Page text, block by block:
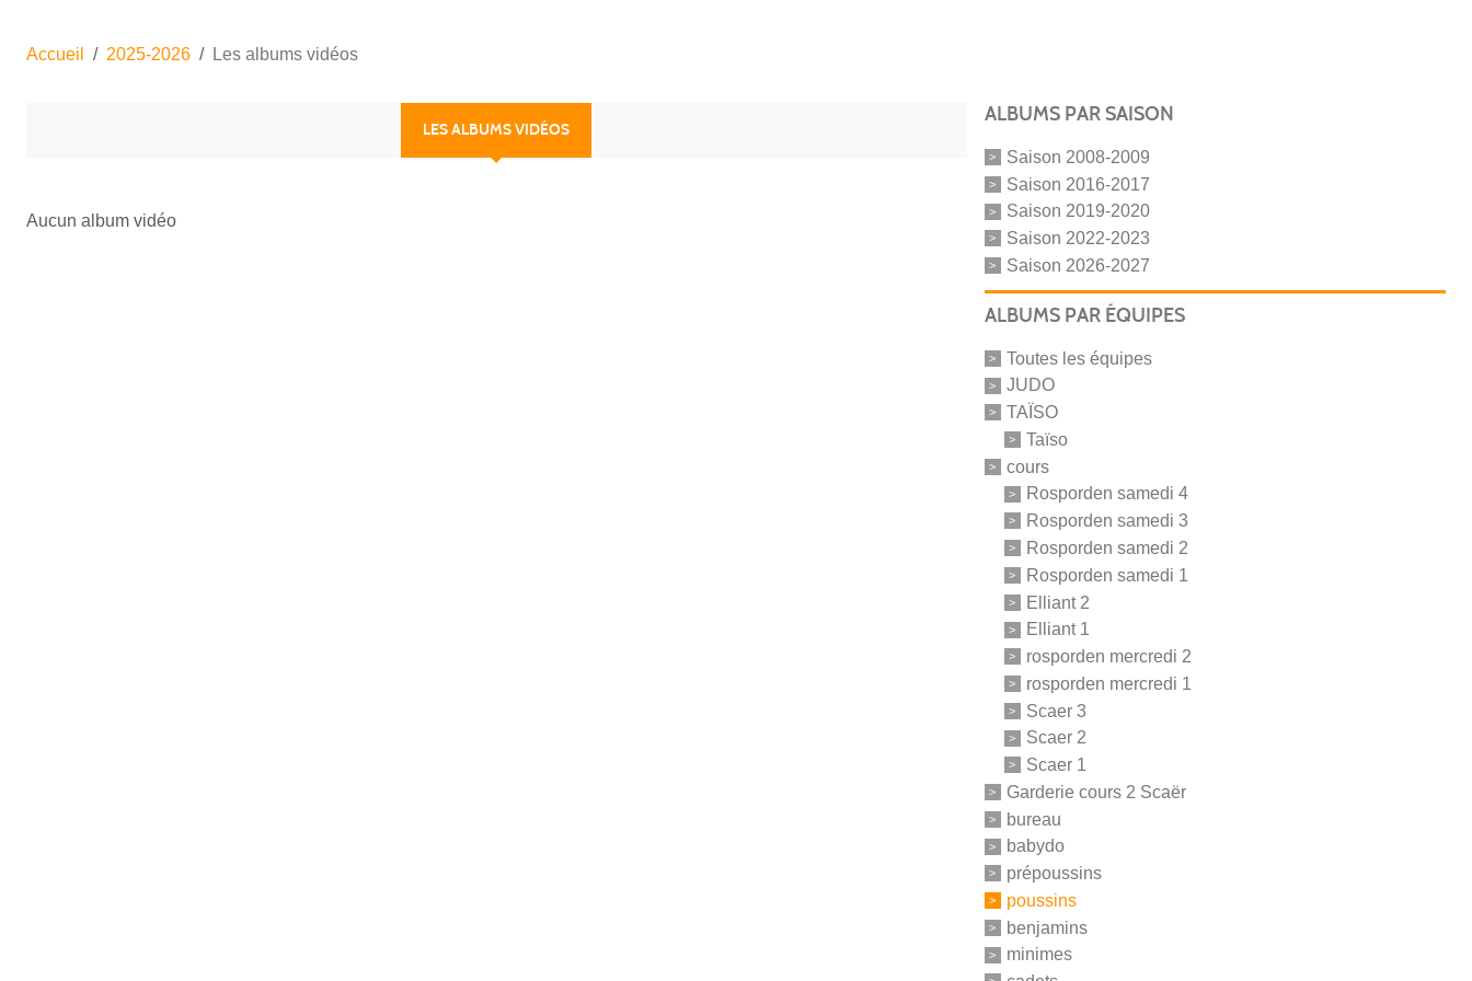
Accueil 2025-2026 Les albums vidéos
LES ALBUMS VIDÉOS
Aucun album vidéo
ALBUMS PAR SAISON
Saison 2008-2009
Saison 2016-2017
Saison 2019-2020
Saison 2022-2023
Saison 2026-2027
ALBUMS PAR ÉQUIPES
Toutes les équipes
JUDO
TAÏSO
Taïso
cours
Rosporden samedi 4
Rosporden samedi 3
Rosporden samedi 2
Rosporden samedi 1
Elliant 2
Elliant 1
rosporden mercredi 2
rosporden mercredi 1
Scaer 3
Scaer 2
Scaer 1
Garderie cours 2 Scaër
bureau
babydo
prépoussins
poussins
benjamins
minimes